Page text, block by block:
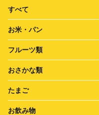
すべて
お米・パン
フルーツ類
おさかな類
たまご
お飲み物